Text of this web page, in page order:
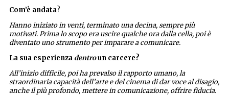
Com’è andata?
Hanno iniziato in venti, terminato una decina, sempre più
motivati. Prima lo scopo era uscire qualche ora dalla cella, poi è
diventato uno strumento per imparare a comunicare.
La sua esperienza dentroun carcere?
All’inizio difficile, poi ha prevalso il rapporto umano, la
straordinaria capacità dell’arte e del cinema di dar voce al disagio,
anche il più profondo, mettere in comunicazione, offrire fiducia.